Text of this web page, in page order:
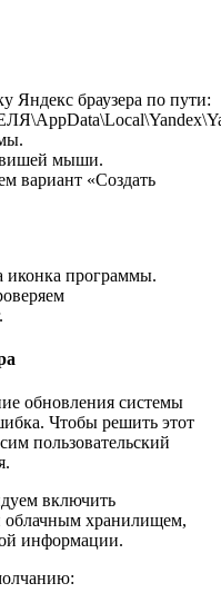
Яндекс браузера по пути:
мыши.
вариант «Создать
иконка программы.
обновления системы
Чтобы решить этот
пользовательский
включить
облачным хранилищем,
информации.